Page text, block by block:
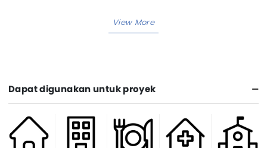
Dapat digunakan untuk proyek